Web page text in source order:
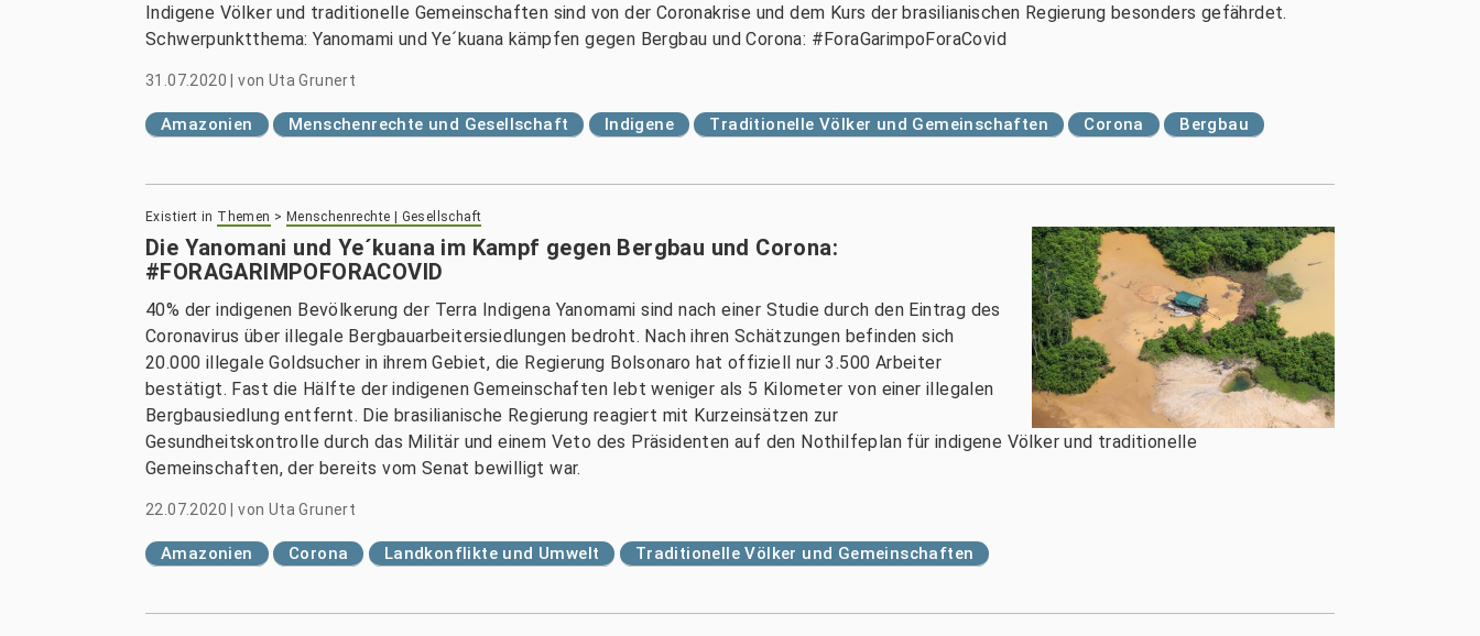
Indigene Völker und traditionelle Gemeinschaften sind von der Coronakrise und dem Kurs der brasilianischen Regierung besonders gefährdet.
Schwerpunktthema: Yanomami und Ye´kuana kämpfen gegen Bergbau und Corona: #ForaGarimpoForaCovid
31.07.2020 |von Uta Grunert
Amazonien Menschenrechte und Gesellschaft Indigene Traditionelle Völker und Gemeinschaften Corona Bergbau
Existiert in Themen > Menschenrechte | Gesellschaft
Die Yanomani und Ye´kuana im Kampf gegen Bergbau und Corona:
#FORAGARIMPOFORACOVID
40% der indigenen Bevölkerung der Terra Indigena Yanomami sind nach einer Studie durch den Eintrag des
Coronavirus über illegale Bergbauarbeitersiedlungen bedroht. Nach ihren Schätzungen befinden sich
20.000 illegale Goldsucher in ihrem Gebiet, die Regierung Bolsonaro hat offiziell nur 3.500 Arbeiter
bestätigt. Fast die Hälfte der indigenen Gemeinschaften lebt weniger als 5 Kilometer von einer illegalen
Bergbausiedlung entfernt. Die brasilianische Regierung reagiert mit Kurzeinsätzen zur
Gesundheitskontrolle durch das Militär und einem Veto des Präsidenten auf den Nothilfeplan für indigene Völker und traditionelle
Gemeinschaften, der bereits vom Senat bewilligt war.
22.07.2020 |von Uta Grunert
Amazonien Corona Landkonflikte und Umwelt Traditionelle Völker und Gemeinschaften